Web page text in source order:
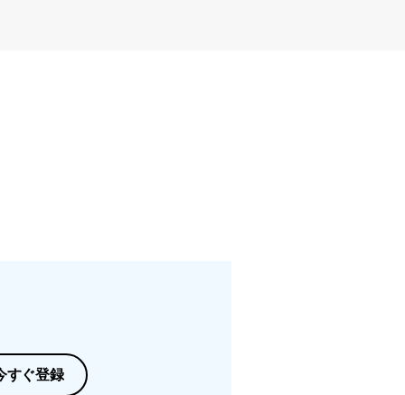
すぐ登録